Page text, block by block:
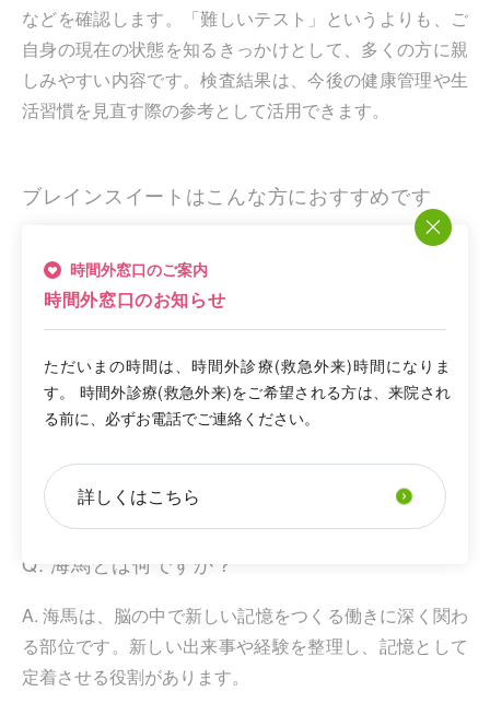
などを確認します。「難しいテスト」というよりも、ご
自身の現在の状態を知るきっかけとして、多くの方に親
しみやすい内容です。検査結果は、今後の健康管理や生
活習慣を見直す際の参考として活用できます。
ブレインスイートはこんな方におすすめです
健康管理の一環として検査を受けたい方
海馬について詳しく知りたい方
将来に向けて健康づくりに取り組みたい方
ご家族と一緒に脳の健康について考えたい方
よくある質問
Q. 海馬とは何ですか？
A. 海馬は、脳の中で新しい記憶をつくる働きに深く関わ
る部位です。新しい出来事や経験を整理し、記憶として
定着させる役割があります。
時間外窓口のご案内
時間外窓口のお知らせ
ただいまの時間は、時間外診療(救急外来)時間になりま
す。 時間外診療(救急外来)をご希望される方は、来院され
る前に、必ずお電話でご連絡ください。
詳しくはこちら